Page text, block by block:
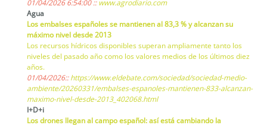
01/04/2026 6:54:00 ::www.agrodiario.com
Agua
Los embalses españoles se mantienen al 83,3 % y alcanzan su
máximo nivel desde 2013
Los recursos hídricos disponibles superan ampliamente tanto los
niveles del pasado año como los valores medios de los últimos diez
años.
01/04/2026::https://www.eldebate.com/sociedad/sociedad-medio-
ambiente/20260331/embalses-espanoles-mantienen-833-alcanzan-
maximo-nivel-desde-2013_402068.html
I+D+i
Los drones llegan al campo español: así está cambiando la